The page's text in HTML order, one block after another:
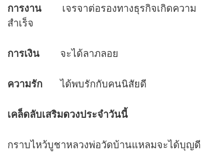
การงาน เจรจาต่อรองทางธุรกิจเกิดความ
สำเร็จ
การเงิน จะได้ลาภลอย
ความรัก ได้พบรักกับคนนิสัยดี
เคล็ดลับเสริมดวงประจำวันนี้
กราบไหว้บูชาหลวงพ่อวัดบ้านแหลมจะได้บุญดี